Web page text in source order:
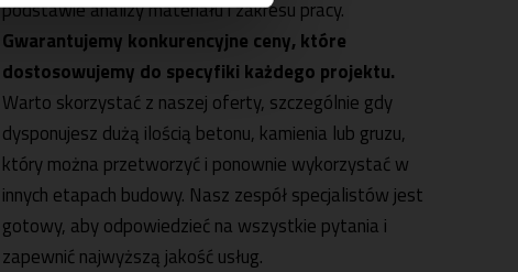
podstawie analizy materiału i zakresu pracy.
Gwarantujemy konkurencyjne ceny, które
dostosowujemy do specyfiki każdego projektu.
Warto skorzystać z naszej oferty, szczególnie gdy
dysponujesz dużą ilością betonu, kamienia lub gruzu,
który można przetworzyć i ponownie wykorzystać w
innych etapach budowy. Nasz zespół specjalistów jest
gotowy, aby odpowiedzieć na wszystkie pytania i
zapewnić najwyższą jakość usług.